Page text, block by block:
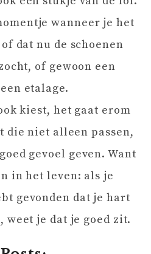
wanneer je het
dat nu de schoenen
of gewoon een
etalage.
kiest, het gaat erom
die niet alleen passen,
gevoel geven. Want
in het leven: als je
gevonden dat je hart
je dat je goed zit.